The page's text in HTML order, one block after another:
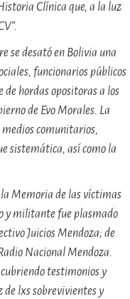
Clínica que, a la luz
se desató en Bolivia una
funcionarios públicos
hordas opositoras a los
de Evo Morales. La
comunitarios,
sistemática, así como la
Memoria de las víctimas
y militante fue plasmado
Juicios Mendoza; de
Nacional Mendoza.
testimonios y
de lxs sobrevivientes y